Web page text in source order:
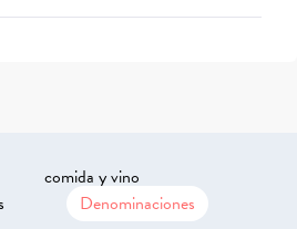
comida y vino
Denominaciones